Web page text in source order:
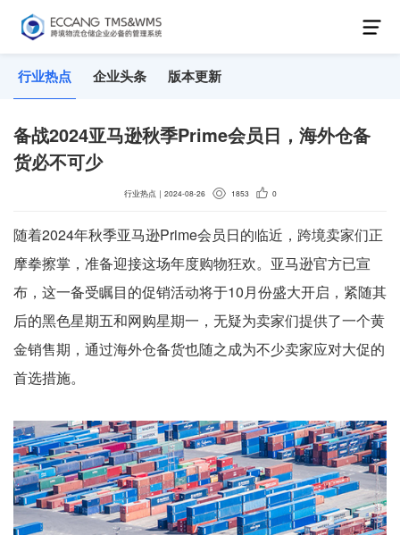
行业热点 企业头条 版本更新
备战2024亚马逊秋季Prime会员日，海外仓备
货必不可少
行业热点 ｜ 2024-08-26 1853 0
随着2024年秋季亚马逊Prime会员日的临近，跨境卖家们正
摩拳擦掌，准备迎接这场年度购物狂欢。亚马逊官方已宣
布，这一备受瞩目的促销活动将于10月份盛大开启，紧随其
后的黑色星期五和网购星期一，无疑为卖家们提供了一个黄
金销售期，通过海外仓备货也随之成为不少卖家应对大促的
首选措施。